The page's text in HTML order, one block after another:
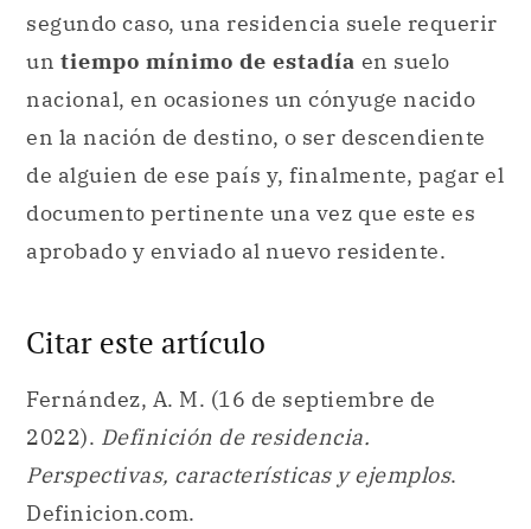
segundo caso, una residencia suele requerir
un tiempo mínimo de estadía en suelo
nacional, en ocasiones un cónyuge nacido
en la nación de destino, o ser descendiente
de alguien de ese país y, finalmente, pagar el
documento pertinente una vez que este es
aprobado y enviado al nuevo residente.
Citar este artículo
Fernández, A. M. (16 de septiembre de
2022). Definición de residencia.
Perspectivas, características y ejemplos.
Definicion.com.